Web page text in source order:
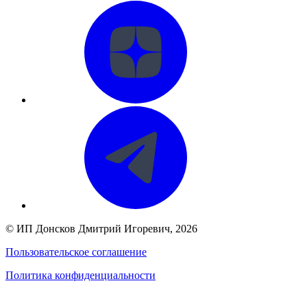
© ИП Донсков Дмитрий Игоревич, 2026
Пользовательское соглашение
Политика конфиденциальности